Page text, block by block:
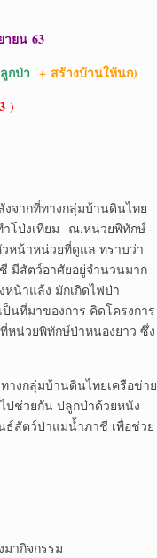
ายน 63
กป่า + สร้างบ้านให้นก)
)
างกลุ่มบ้านดินไทย
ำโป่งเทียม ณ.หน่วยพิทักษ์
หน้าหน่วยที่ดูแล ทราบว่า
มีสัตว์อาศัยอยู่จำนวนมาก
น้าแล้ง มักเกิดไฟป่า
นที่มาของการ คิดโครงการ
น่วยพิทักษ์ป่าหนองยาว ซึ่ง
บ้านดินไทยเครือข่าย
ปช่วยกัน ปลูกป่าด้วยหนัง
สัตว์ป่าแม่น้ำภาชี เพื่อช่วย
กิจกรรม